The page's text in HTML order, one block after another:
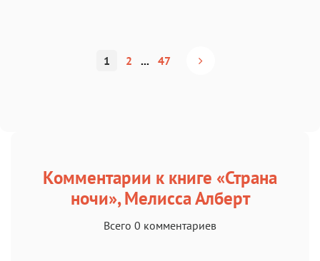
1 2 ... 47
Комментарии к книге «Страна
ночи», Мелисса Алберт
Всего 0 комментариев